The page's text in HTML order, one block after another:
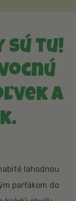
sú tu!
a
lahodnou
parťákom do